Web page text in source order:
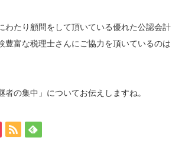
わたり顧問をして頂いている優れた公認会計
豊富な税理士さんにご協力を頂いているのは
者の集中」についてお伝えしますね。